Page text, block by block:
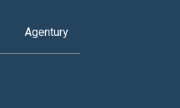
Agentury